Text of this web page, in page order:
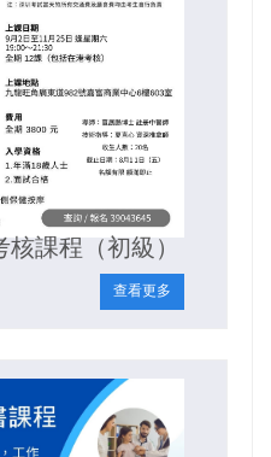
課程（初級）
查看更多